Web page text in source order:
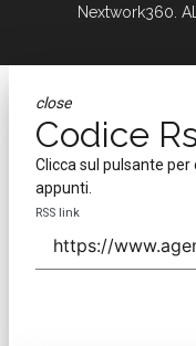
Nextwork360.
close
Codice
Clicca sul pulsante per
appunti.
RSS link